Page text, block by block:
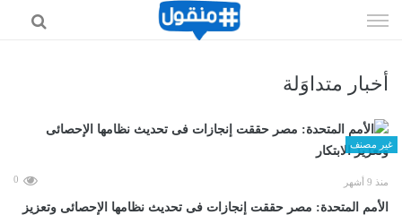
الى
أخبار متداوَلة
غير مصنف
منذ 9 أشهر 0
الأمم المتحدة: مصر حققت إنجازات فى تحديث نظامها الإحصائى وتعزيز